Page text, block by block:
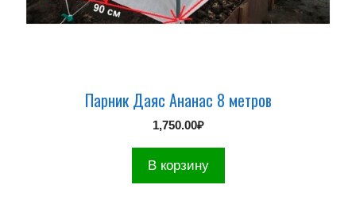
Парник Даяс Ананас 8 метров
1,750.00₽
В корзину